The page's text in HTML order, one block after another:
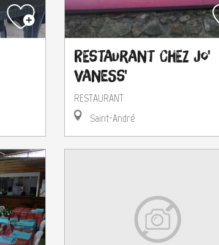
Restaurant Chez Jo'
Vaness'
RESTAURANT
Saint-André